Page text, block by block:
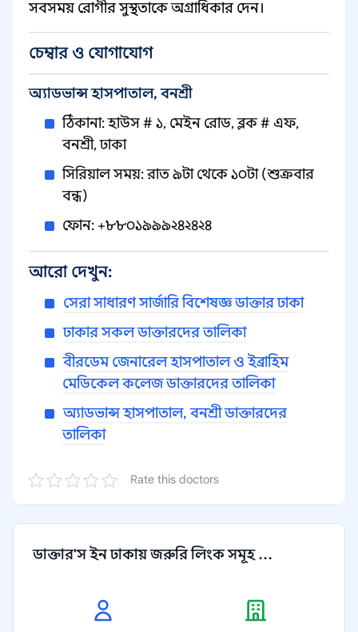
সবসময় রোগীর সুস্থতাকে অগ্রাধিকার দেন।
চেম্বার ও যোগাযোগ
অ্যাডভান্স হাসপাতাল, বনশ্রী
ঠিকানা: হাউস # ১, মেইন রোড, ব্লক # এফ,
বনশ্রী, ঢাকা
সিরিয়াল সময়: রাত ৯টা থেকে ১০টা (শুক্রবার
বন্ধ)
ফোন: +৮৮০১৯৯৯২৪২৪২৪
আরো দেখুন:
সেরা সাধারণ সার্জারি বিশেষজ্ঞ ডাক্তার ঢাকা
ঢাকার সকল ডাক্তারদের তালিকা
বীরডেম জেনারেল হাসপাতাল ও ইব্রাহিম
মেডিকেল কলেজ ডাক্তারদের তালিকা
অ্যাডভান্স হাসপাতাল, বনশ্রী ডাক্তারদের
তালিকা
Rate this doctors
ডাক্তার'স ইন ঢাকায় জরুরি লিংক সমূহ ...